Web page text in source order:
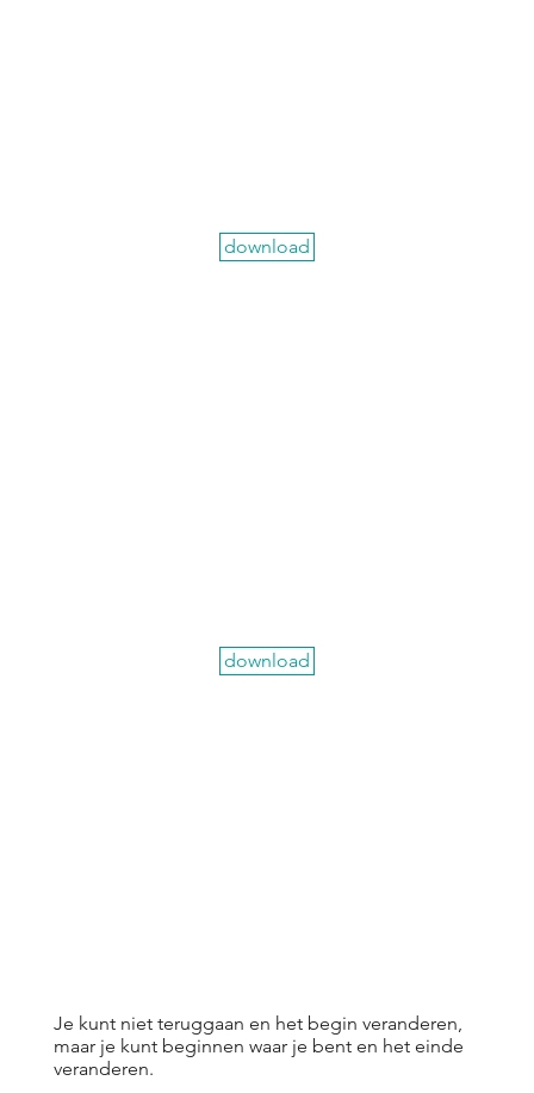
download
download
Je kunt niet teruggaan en het begin veranderen,
maar je kunt beginnen waar je bent en het einde
veranderen.